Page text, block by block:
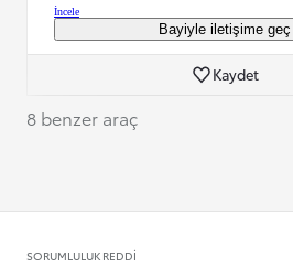
İncele
Bayiyle iletişime geç
Kaydet
8 benzer araç
SORUMLULUK REDDI